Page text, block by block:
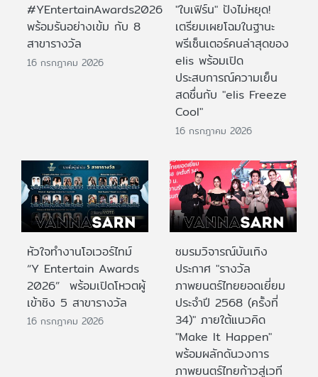
#YEntertainAwards2026
พร้อมรันอย่างเข้ม กับ 8
สาขารางวัล
16 กรกฎาคม 2026
"ใบเฟิร์น" ปังไม่หยุด!
เตรียมเผยโฉมในฐานะ
พรีเซ็นเตอร์คนล่าสุดของ
elis พร้อมเปิด
ประสบการณ์ความเย็น
สดชื่นกับ "elis Freeze
Cool"
16 กรกฎาคม 2026
หัวใจทำงานโอเวอร์ไทม์
“Y Entertain Awards
2026” พร้อมเปิดโหวตผู้
เข้าชิง 5 สาขารางวัล
16 กรกฎาคม 2026
ชมรมวิจารณ์บันเทิง
ประกาศ "รางวัล
ภาพยนตร์ไทยยอดเยี่ยม
ประจําปี 2568 (ครั้งที่
34)" ภายใต้แนวคิด
"Make It Happen"
พร้อมผลักดันวงการ
ภาพยนตร์ไทยก้าวสู่เวที